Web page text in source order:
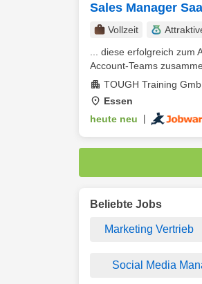
Sales Manager
Vollzeit
... diese erfolgreich
Account-Teams
TOUGH Training
Essen
heute neu
Beliebte Jobs
Marketing Vertrieb
Social Media